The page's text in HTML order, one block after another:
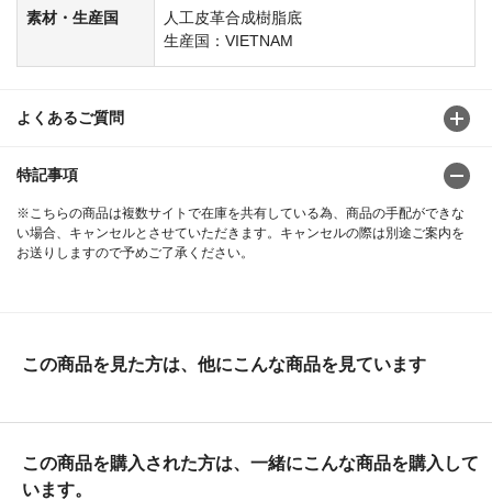
素材・生産国
人工皮革合成樹脂底
生産国：VIETNAM
よくあるご質問
特記事項
※こちらの商品は複数サイトで在庫を共有している為、商品の手配ができな
い場合、キャンセルとさせていただきます。キャンセルの際は別途ご案内を
お送りしますので予めご了承ください。
この商品を見た方は、他にこんな商品を見ています
この商品を購入された方は、一緒にこんな商品を購入して
います。